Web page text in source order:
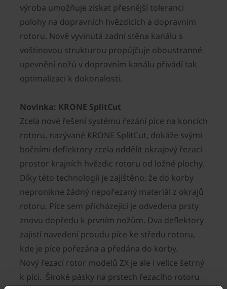
výroba umožňuje získat přesnější toleranci
polohy na dopravních hvězdicích a dopravním
rotoru. Nově vyvinutá zadní stěna kanálu s
voštinovou strukturou propůjčuje oboustranné
upevnění nožů v dopravním kanálu přivádí tak
optimalizaci k dokonalosti.
Novinka: KRONE SplitCut
Zcela nové řešení systému řezání píce na koncích
rotoru, nazývané KRONE SplitCut, dokáže svými
bočními deflektory zcela oddělit okrajový řezací
prostor krajních hvězdic rotoru od ložné plochy.
Díky této technologii je zajištěno, že do korby
nepronikne žádný nepořezaný materiál z okrajů
rotoru. Píce sem přicházející je odvedena prsty
znovu dopředu k prvním nožům. Dva deflektory
zajistí navedení proudu píce ke středu rotoru,
kde je píce pořezána a předána do korby.
Nový řezací rotor modelů ZX je ale i velice šetrný
k píci. Široké pásky na prstech řezacího rotoru